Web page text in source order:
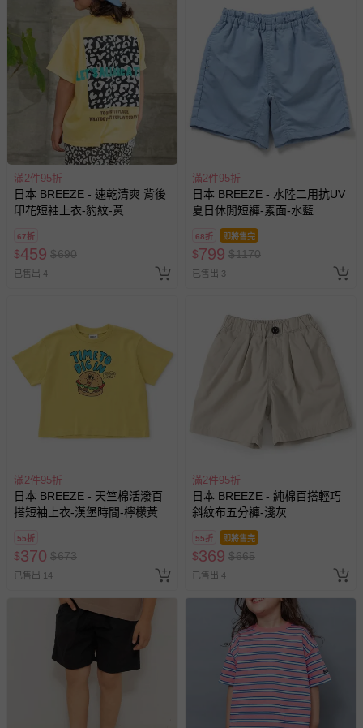
滿2件95折
日本 BREEZE - 速乾清爽 背後
印花短袖上衣-豹紋-黃
67折
$459 $690
已售出 4
滿2件95折
日本 BREEZE - 水陸二用抗UV
夏日休閒短褲-素面-水藍
68折 即將售完
$799 $1170
已售出 3
滿2件95折
日本 BREEZE - 天竺棉活潑百
搭短袖上衣-漢堡時間-檸檬黃
55折
$370 $673
已售出 14
滿2件95折
日本 BREEZE - 純棉百搭輕巧
斜紋布五分褲-淺灰
55折 即將售完
$369 $665
已售出 4